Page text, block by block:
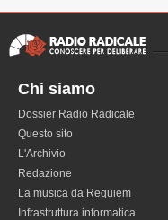
Chi siamo
Dossier Radio Radicale
Questo sito
L'Archivio
Redazione
La musica da Requiem
Infrastruttura informatica